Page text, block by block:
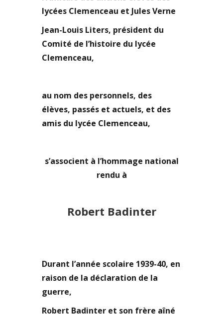
lycées Clemenceau et Jules Verne
Jean-Louis Liters, président du
Comité de l’histoire du lycée
Clemenceau,
au nom des personnels, des
élèves, passés et actuels, et des
amis du lycée Clemenceau,
s’associent à l’hommage national
rendu à
Robert Badinter
Durant l’année scolaire 1939-40, en
raison de la déclaration de la
guerre,
Robert Badinter et son frère aîné